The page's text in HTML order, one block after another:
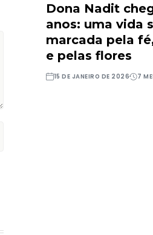
Dona Nadit
anos: uma vida
marcada pela
e pelas flores
15 DE JANEIRO DE 2026 7